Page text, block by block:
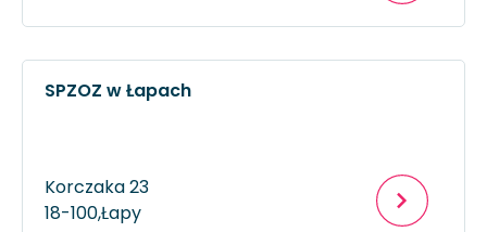
SPZOZ w Łapach
Korczaka 23
18-100,Łapy